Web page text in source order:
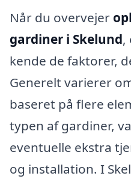
Når du overvejer
gardiner i Skelund,
kende de faktorer,
Generelt varierer
baseret på flere
typen af gardiner,
eventuelle ekstra
og installation. I